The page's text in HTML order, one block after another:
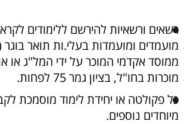
רשאים ורשאיות להירשם ללימודים
מועמדים ומועמדות בעלי.ות תואר בוגר
ממוסד אקדמי המוכר על ידי המל"ג או
מוכרות בחו"ל, בציון גמר 75 לפחות.
כל פקולטה או יחידת לימוד מוסמכת
מיוחדים נוספים.